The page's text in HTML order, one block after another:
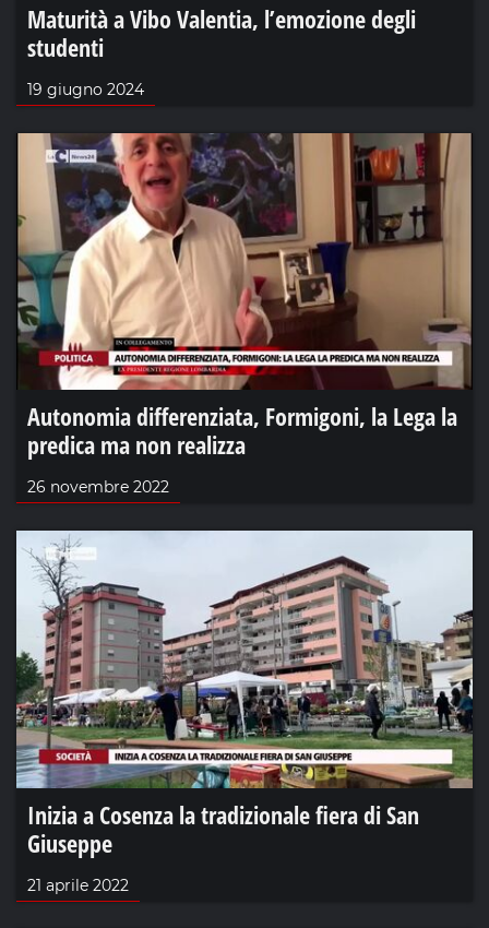
Maturità a Vibo Valentia, l’emozione degli
studenti
19 giugno 2024
Autonomia differenziata, Formigoni, la Lega la
predica ma non realizza
26 novembre 2022
Inizia a Cosenza la tradizionale fiera di San
Giuseppe
21 aprile 2022